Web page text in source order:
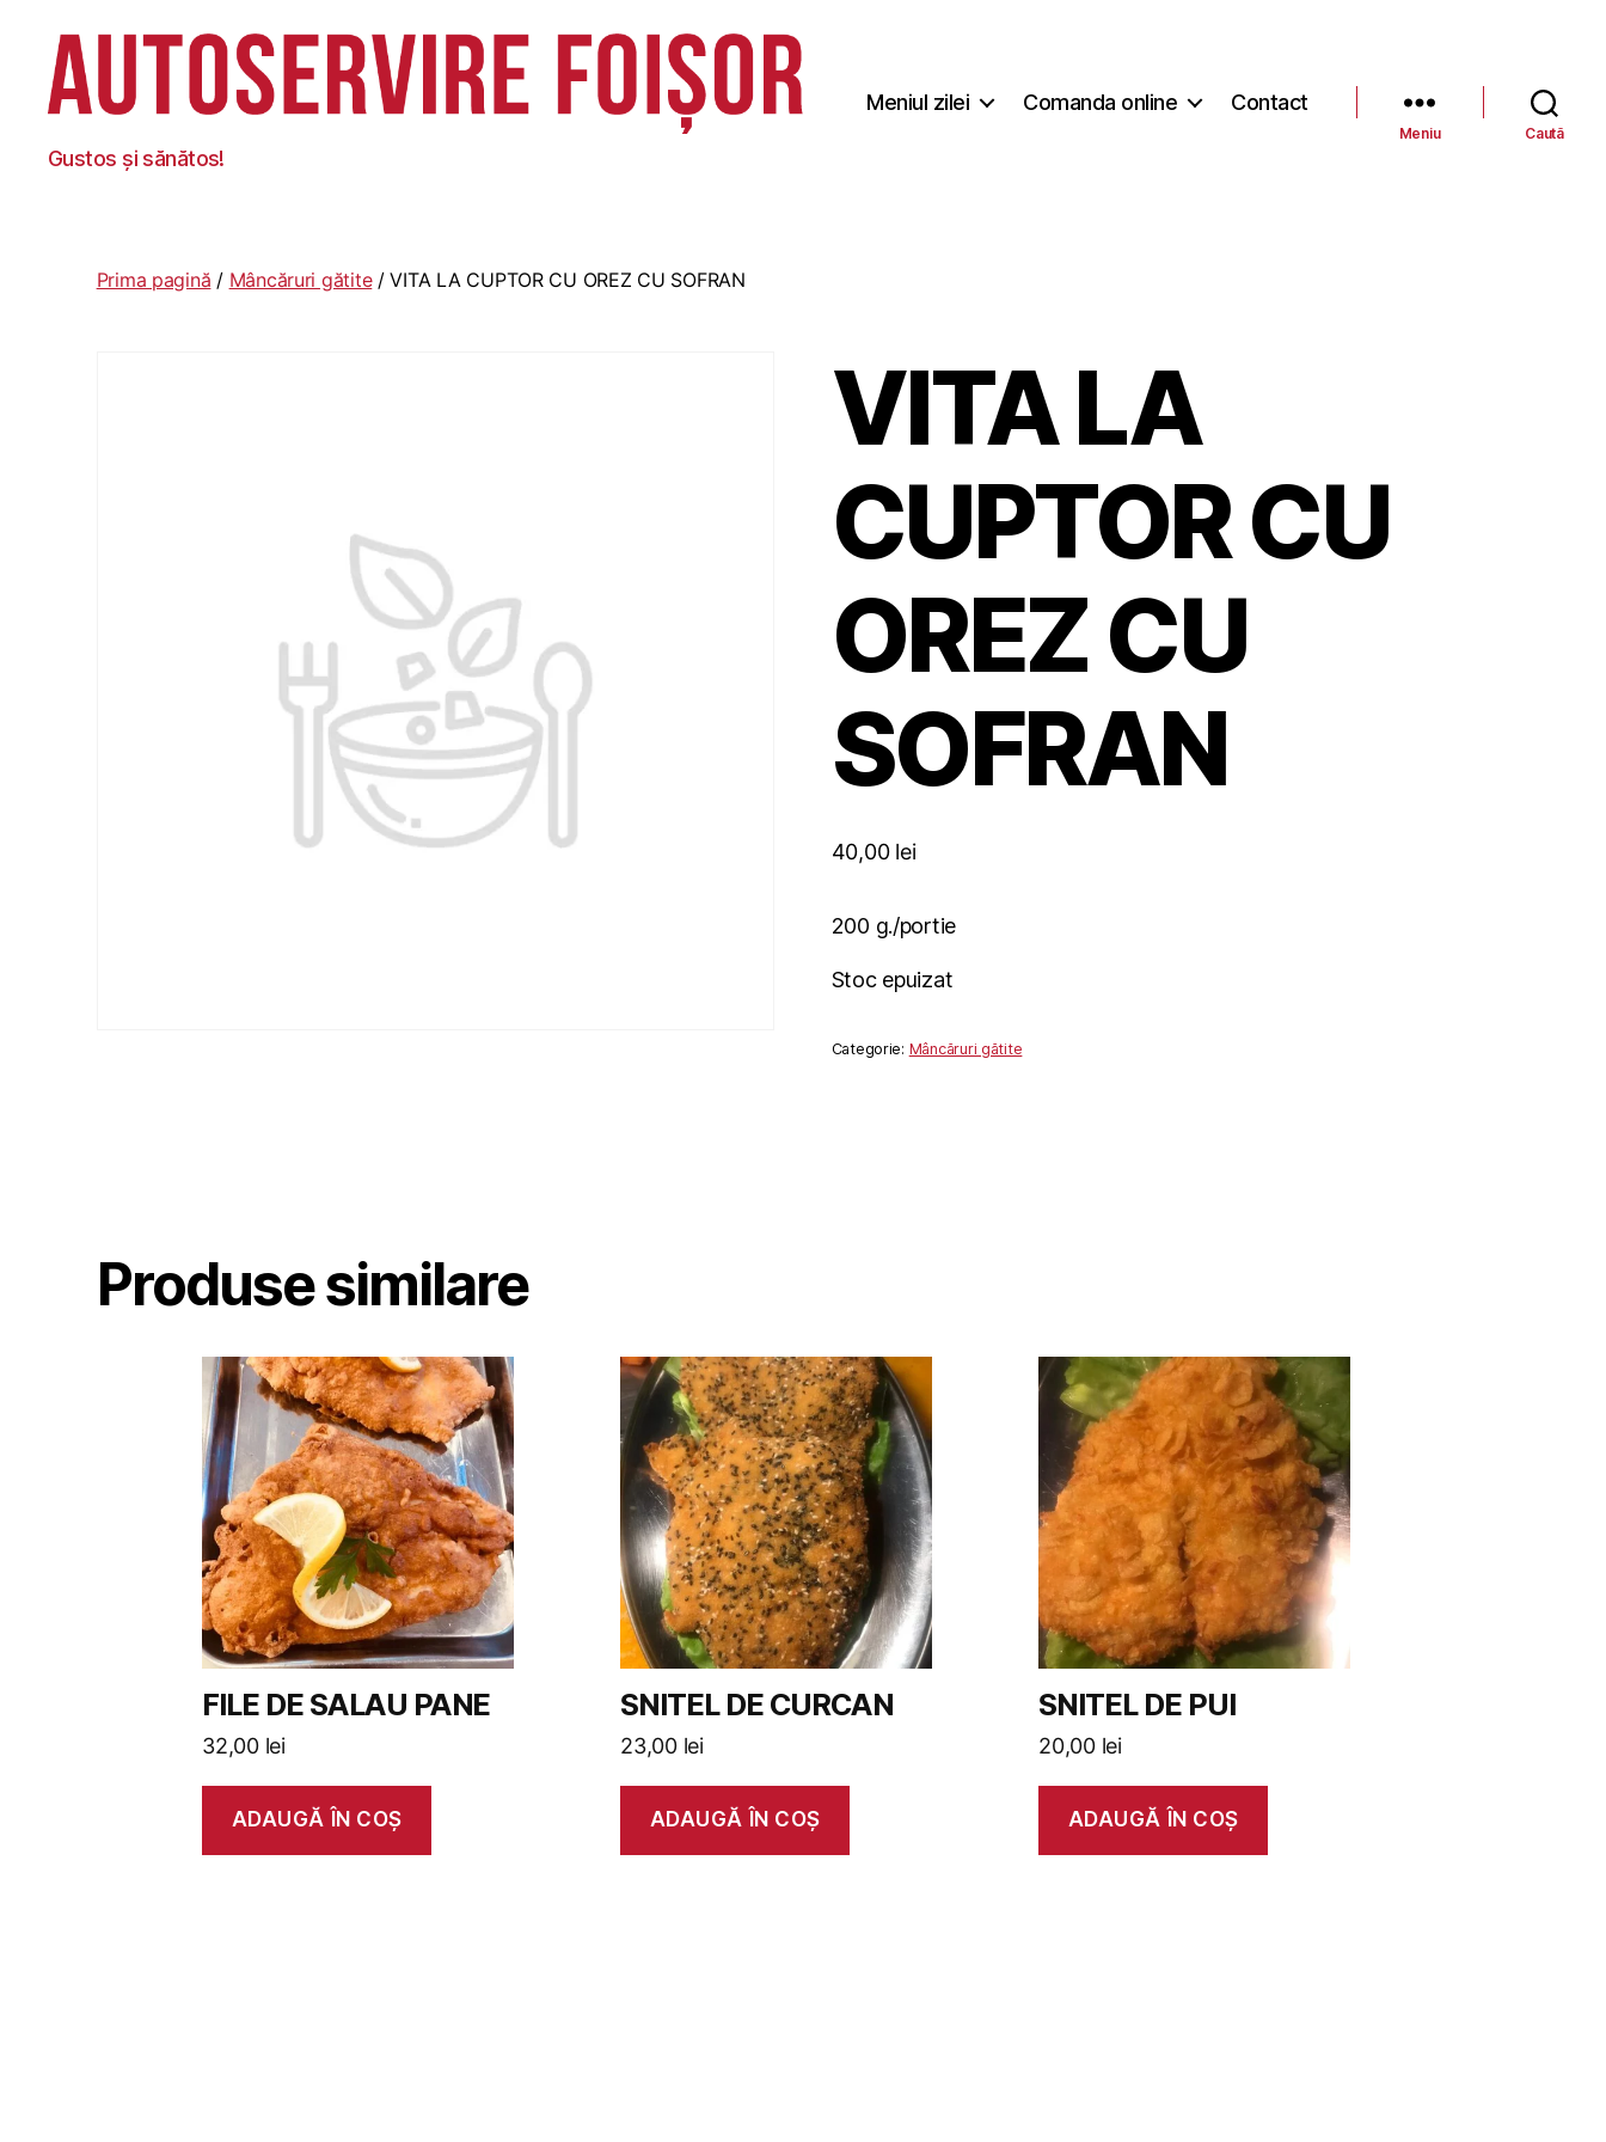
Autoservire
Foisor
Gustos și sănătos!
Meniul zilei Comanda online Contact
Meniu Caută
Prima pagină / Mâncăruri gătite/ VITA LA CUPTOR CU OREZ CU SOFRAN
VITA LA
CUPTOR CU
OREZ CU
SOFRAN
40,00 lei
200 g./portie
Stoc epuizat
Categorie: Mâncăruri gătite
Produse similare
FILE DE SALAU PANE
32,00 lei
ADAUGĂ ÎN COȘ
SNITEL DE CURCAN
23,00 lei
ADAUGĂ ÎN COȘ
SNITEL DE PUI
20,00 lei
ADAUGĂ ÎN COȘ